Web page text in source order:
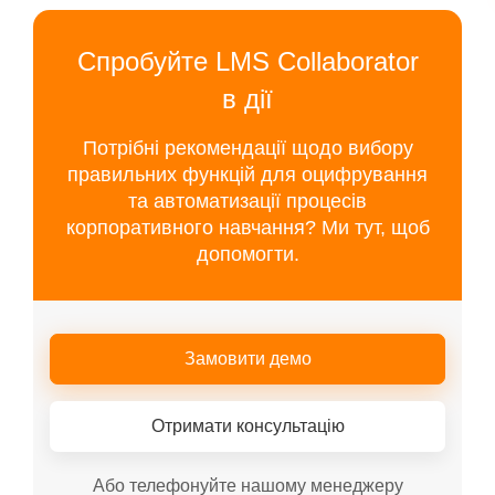
Спробуйте LMS Collaborator
в дії
Потрібні рекомендації щодо вибору
правильних функцій для оцифрування
та автоматизації процесів
корпоративного навчання? Ми тут, щоб
допомогти.
Замовити демо
Отримати консультацію
Або телефонуйте нашому менеджеру